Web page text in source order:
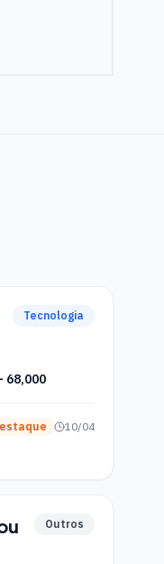
Tecnologia
68,000
10/04
Outros